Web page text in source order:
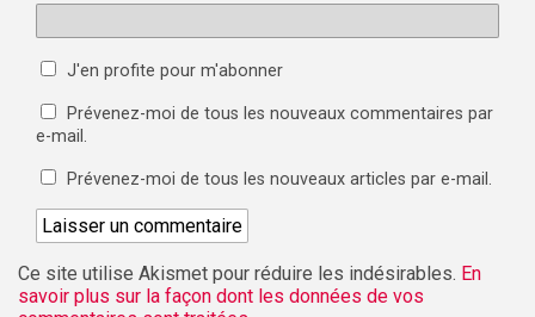
J'en profite pour m'abonner
Prévenez-moi de tous les nouveaux commentaires par
e-mail.
Prévenez-moi de tous les nouveaux articles par e-mail.
Ce site utilise Akismet pour réduire les indésirables. En
savoir plus sur la façon dont les données de vos